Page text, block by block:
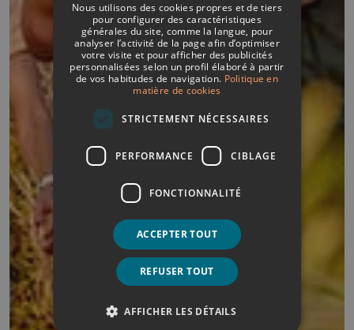
ITALIAN
FRENCH
GERMAN
Nous utilisons des cookies propres et de tiers
pour configurer des caractéristiques
générales du site, comme la langue, pour
analyser l’activité de la page afin d’optimiser
votre visite et pour afficher des publicités
personnalisées selon un profil élaboré à partir
de vos habitudes de navigation. Politique en
matière de cookies
STRICTEMENT NÉCESSAIRES
PERFORMANCE CIBLAGE
FONCTIONNALITÉ
ACCEPTER TOUT
REFUSER TOUT
AFFICHER LES DÉTAILS